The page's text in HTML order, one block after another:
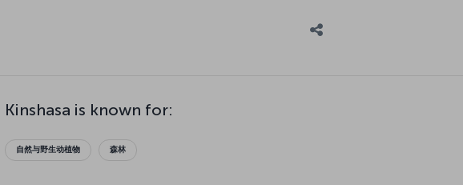
Kinshasa is known for:
自然与野生动植物 森林